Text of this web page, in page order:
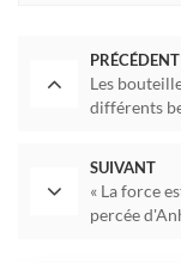
PRÉCÉDENT
Les
différents
SUIVANT
« La force
percée